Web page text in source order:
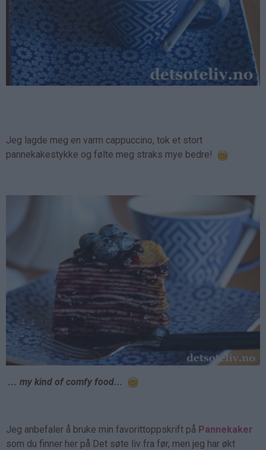
Jeg lagde meg en varm cappuccino, tok et stort
pannekakestykke og følte meg straks mye bedre!
... my kind of comfy food...
Jeg anbefaler å bruke min favorittoppskrift på Pannekaker
som du finner her på Det søte liv fra før, men jeg har økt